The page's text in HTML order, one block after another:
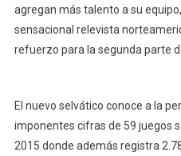
agregan más talento a su
sensacional relevista
refuerzo para la segunda parte
El nuevo selvático conoce a la
imponentes cifras de 59 juegos
2015 donde además registra 2.78